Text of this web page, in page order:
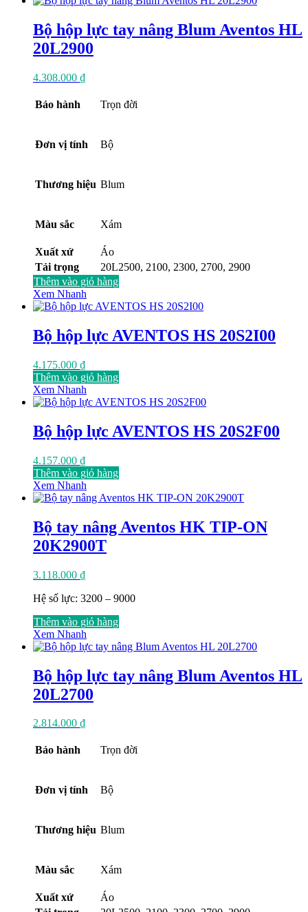
Bộ hộp lực tay nâng Blum Aventos HL
20L2900
4.308.000 ₫
Bảo hành Trọn đời
Đơn vị tính Bộ
Thương hiệu Blum
Màu sắc Xám
Xuất xứ
Áo
Tải trọng
20L2500, 2100, 2300, 2700, 2900
Thêm vào giỏ hàng
Xem Nhanh
Bộ hộp lực AVENTOS HS 20S2I00
4.175.000 ₫
Thêm vào giỏ hàng
Xem Nhanh
Bộ hộp lực AVENTOS HS 20S2F00
4.157.000 ₫
Thêm vào giỏ hàng
Xem Nhanh
Bộ tay nâng Aventos HK TIP-ON
20K2900T
3.118.000 ₫
Hệ số lực: 3200 – 9000
Thêm vào giỏ hàng
Xem Nhanh
Bộ hộp lực tay nâng Blum Aventos HL
20L2700
2.814.000 ₫
Bảo hành Trọn đời
Đơn vị tính Bộ
Thương hiệu Blum
Màu sắc Xám
Xuất xứ
Áo